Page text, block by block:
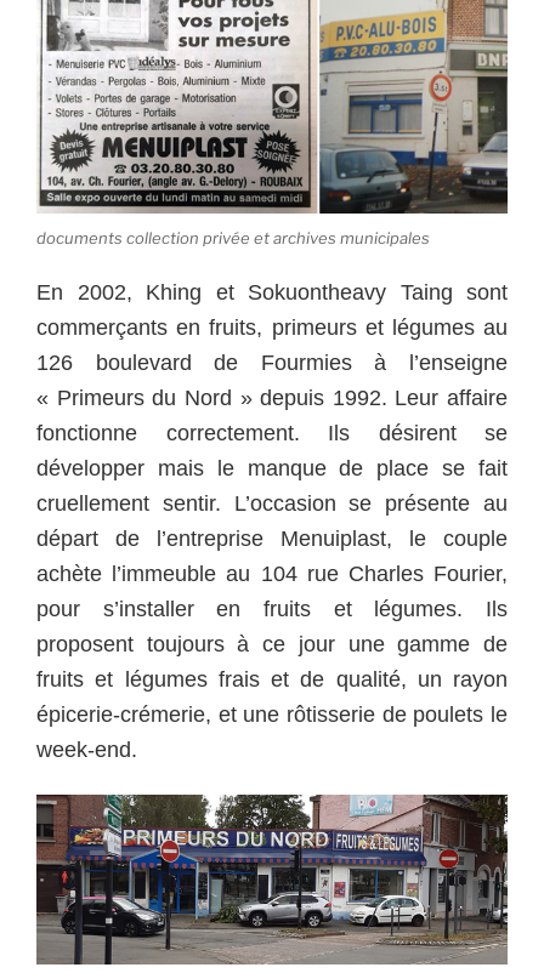
documents collection privée et archives municipales
En 2002, Khing et Sokuontheavy Taing sont
commerçants en fruits, primeurs et légumes au
126 boulevard de Fourmies à l’enseigne
« Primeurs du Nord » depuis 1992. Leur affaire
fonctionne correctement. Ils désirent se
développer mais le manque de place se fait
cruellement sentir. L’occasion se présente au
départ de l’entreprise Menuiplast, le couple
achète l’immeuble au 104 rue Charles Fourier,
pour s’installer en fruits et légumes. Ils
proposent toujours à ce jour une gamme de
fruits et légumes frais et de qualité, un rayon
épicerie-crémerie, et une rôtisserie de poulets le
week-end.